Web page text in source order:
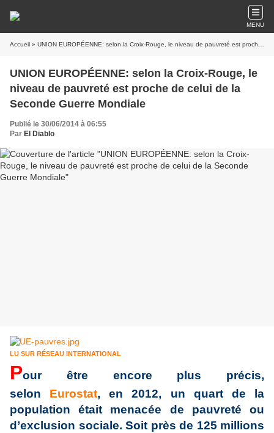
MENU
Accueil » UNION EUROPÉENNE: selon la Croix-Rouge, le niveau de pauvreté est proche de celui de la Seconde Guerre Mondiale
UNION EUROPÉENNE: selon la Croix-Rouge, le
niveau de pauvreté est proche de celui de la
Seconde Guerre Mondiale
Publié le 30/06/2014 à 06:55
Par El Diablo
LU SUR RÉSEAU INTERNATIONAL
Pour être encore plus précis,
selon Eurostat, en 2012, un quart de la
population était menacée de pauvreté ou
d’exclusion sociale. Soit près de 125 millions